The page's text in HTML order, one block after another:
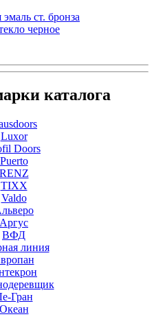
ст. бронза
черное
каталога
Luxor
Doors
Puerto
RENZ
TIXX
Valdo
Аргус
ВФД
линия
Гран
Океан